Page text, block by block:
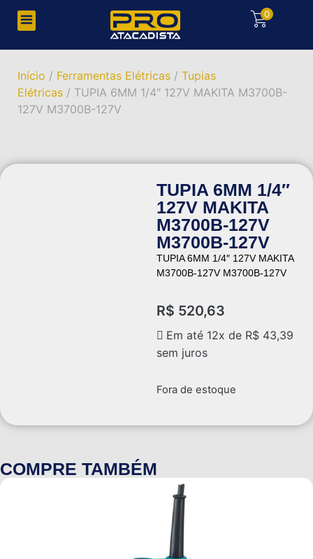
0
Início / Ferramentas Elétricas / Tupias
Elétricas / TUPIA 6MM 1/4″ 127V MAKITA M3700B-
127V M3700B-127V
TUPIA 6MM 1/4″
127V MAKITA
M3700B-127V
M3700B-127V
TUPIA 6MM 1/4″ 127V MAKITA
M3700B-127V M3700B-127V
R$ 520,63
Em até 12x de R$ 43,39
sem juros
Fora de estoque
COMPRE TAMBÉM